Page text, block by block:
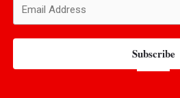
Subscribe